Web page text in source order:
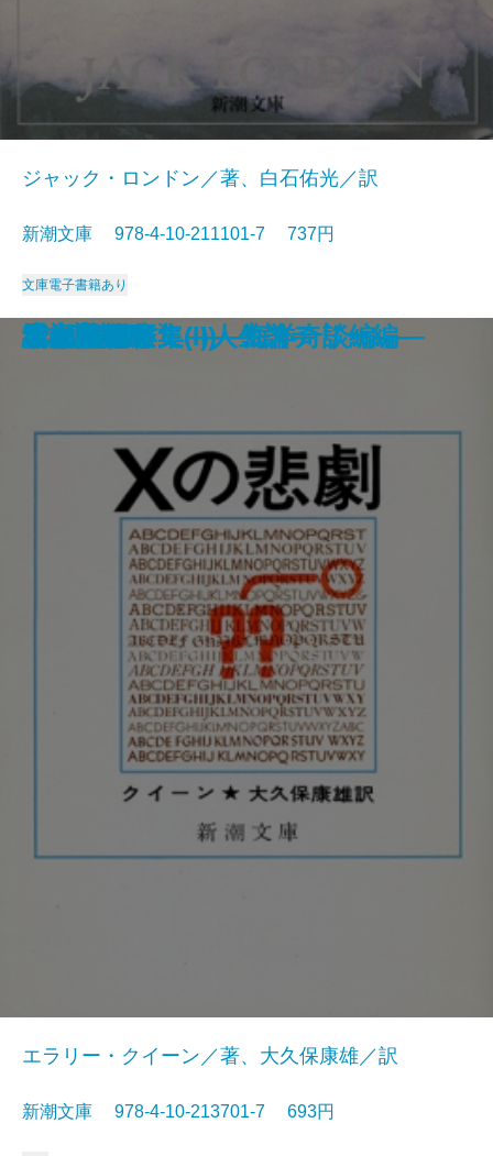
死者の奢り・飼育
続 813―ルパン傑作集(II)―
知と愛
813―ルパン傑作集(I)―
シッダールタ
ビルマの竪琴
ハックルベリイ・フィンの冒険
風林火山
あすなろ物語
白い牙
ジャック・ロンドン／著、白石佑光／訳
新潮文庫 978-4-10-211101-7 737円
文庫電子書籍あり
Xの悲劇
エラリー・クイーン／著、大久保康雄／訳
新潮文庫 978-4-10-213701-7 693円
ドイル傑作集(II)―海洋奇談編―
雲の墓標
赤と黒〔下〕
サキ短編集
幸福について―人生論―
流れる
緋文字
二十四の瞳
ドイル傑作集(I)―ミステリー編―